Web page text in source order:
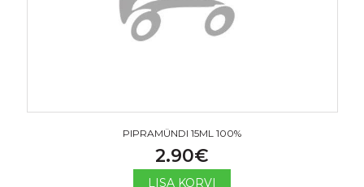
PIPRAMÜNDI 15ML 100%
2.90€
LISA KORVI